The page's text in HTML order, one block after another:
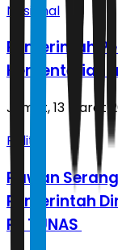
Nasional
Pemerintah
Kementerian
Jumat, 13 Maret
Politik
Rawan
Pemerintah
PP TUNAS